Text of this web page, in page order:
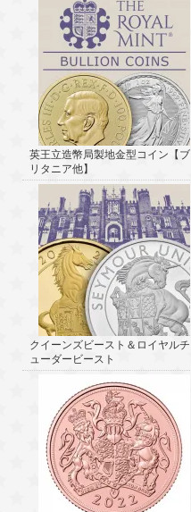
英王立造幣局製地金型コイン【ブ
リタニア他】
クイーンズビースト＆ロイヤルチ
ューダービースト